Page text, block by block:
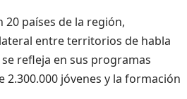
países de la región,
entre territorios de habla
refleja en sus programas
jóvenes y la formación